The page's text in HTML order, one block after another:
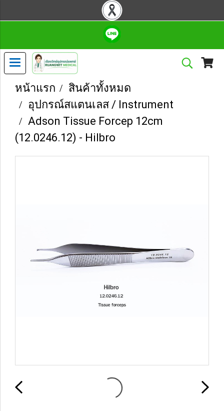
หน้าแรก
สินค้าทั้งหมด
อุปกรณ์สแตนเลส / Instrument
Adson Tissue Forcep 12cm
(12.0246.12) - Hilbro